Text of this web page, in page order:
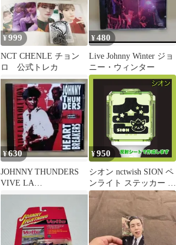
¥999
NCT CHENLE チョン
ロ 公式トレカ
¥480
Live Johnny Winter ジョ
ニー・ウィンター
¥630
JOHNNY THUNDERS
VIVE LA
REVOLUTION!
¥950
シオン nctwish SION ペ
ンライト ステッカー 推
し活 デコグッズ スピー
ド発送 送料無料